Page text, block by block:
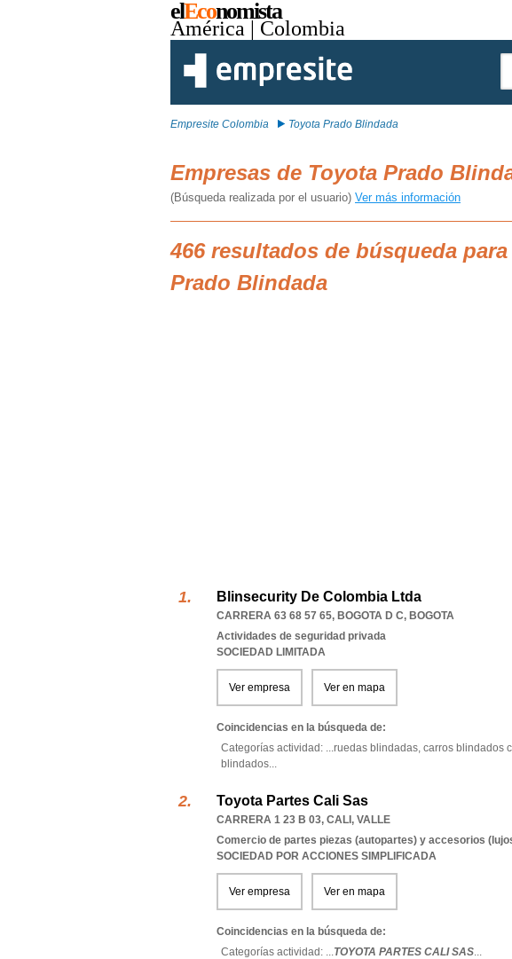
elEconomista
América | Colombia
Empresite Colombia Toyota Prado Blindada
Empresas de Toyota Prado
(Búsqueda realizada por el usuario) Ver más información
466 resultados de búsqueda
Prado Blindada
Blinsecurity De Colombia Ltda
CARRERA 63 68 57 65, BOGOTA D C, BOGOTA
Actividades de seguridad privada
SOCIEDAD LIMITADA
Ver empresa Ver en mapa
Coincidencias en la búsqueda de:
Categorías actividad: ...ruedas blindadas, carros blindados
blindados...
Toyota Partes Cali Sas
CARRERA 1 23 B 03, CALI , VALLE
Comercio de partes piezas (autopartes) y accesorios
SOCIEDAD POR ACCIONES SIMPLIFICADA
Ver empresa Ver en mapa
Coincidencias en la búsqueda de:
Categorías actividad: ...TOYOTA PARTES CALI SAS...